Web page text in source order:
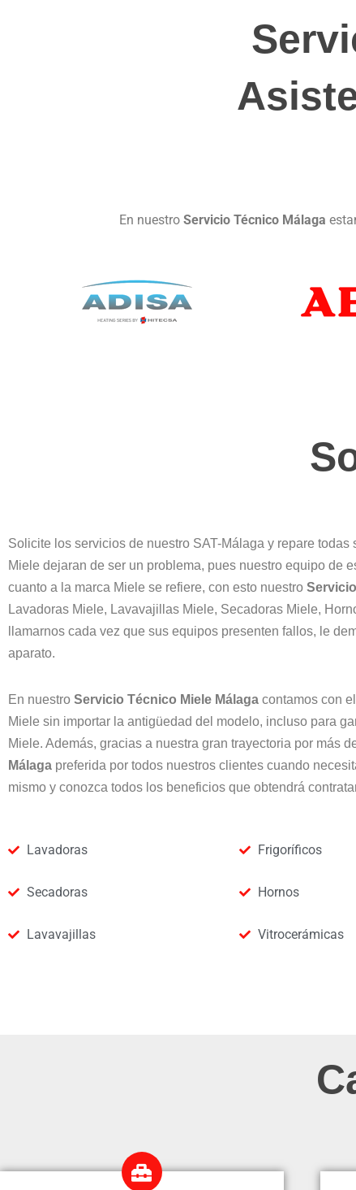
En nuestro Servicio Técnico Málaga
Solicite los servicios de nuestro SAT-Málaga y repare
Miele dejaran de ser un problema, pues nuestro equipo de
cuanto a la marca Miele se refiere, con esto nuestro
Lavadoras Miele, Lavavajillas Miele, Secadoras Miele,
llamarnos cada vez que sus equipos presenten fallos, le
aparato.
En nuestro Servicio Técnico Miele Málaga contamos con
Miele sin importar la antigüedad del modelo, incluso para
Miele. Además, gracias a nuestra gran trayectoria por más
Málaga preferida por todos nuestros clientes cuando
mismo y conozca todos los beneficios que obtendrá
Lavadoras
Secadoras
Lavavajillas
Frigoríficos
Hornos
Vitrocerámicas